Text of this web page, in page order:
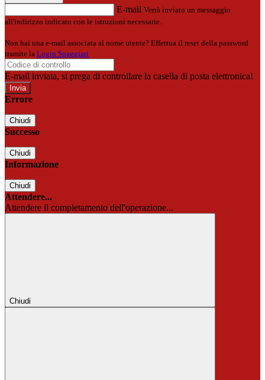
E-mail Verrà inviato un messaggio
all'indirizzo indicato con le istruzioni necessarie.
Non hai una e-mail associata al nome utente? Effettua il reset della password
tramite la Login Spaggiari
E-mail inviata, si prega di controllare la casella di posta elettronica!
Errore
Chiudi
Successo
Chiudi
Informazione
Chiudi
Attendere...
Attendere il completamento dell'operazione...
Chiudi